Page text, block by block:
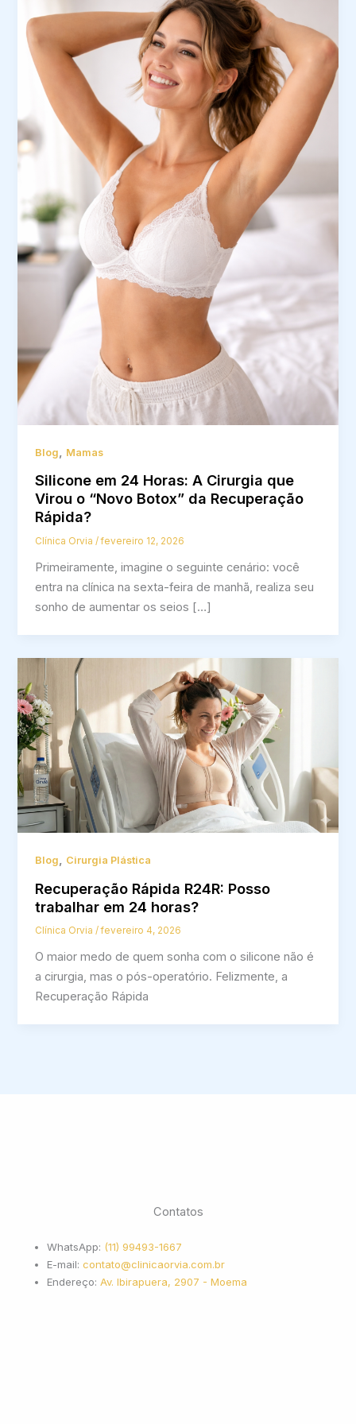
Blog Mamas
Silicone em 24 Horas: A Cirurgia que
Virou o “Novo Botox” da Recuperação
Rápida?
Clínica Orvia/fevereiro 12, 2026
Primeiramente, imagine o seguinte cenário: você
entra na clínica na sexta-feira de manhã, realiza seu
sonho de aumentar os seios […]
Blog, Cirurgia Plástica
Recuperação Rápida R24R: Posso
trabalhar em 24 horas?
Clínica Orvia/fevereiro 4, 2026
O maior medo de quem sonha com o silicone não é
a cirurgia, mas o pós-operatório. Felizmente, a
Recuperação Rápida
Contatos
WhatsApp: (11) 99493-1667
E-mail: contato@clinicaorvia.com.br
Endereço: Av. Ibirapuera, 2907 - Moema